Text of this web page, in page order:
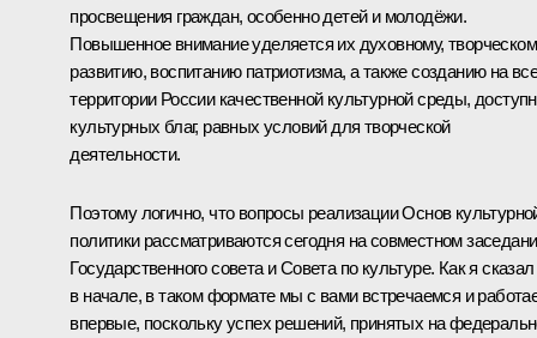
просвещения граждан, особенно детей и молодёжи.
Повышенное внимание уделяется их духовному,
развитию, воспитанию патриотизма, а также созданию на
территории России качественной культурной среды,
культурных благ, равных условий для творческой
деятельности.
Поэтому логично, что вопросы реализации Основ
политики рассматриваются сегодня на совместном
Государственного совета и Совета по культуре. Как я сказал
в начале, в таком формате мы с вами встречаемся и
впервые, поскольку успех решений, принятых на